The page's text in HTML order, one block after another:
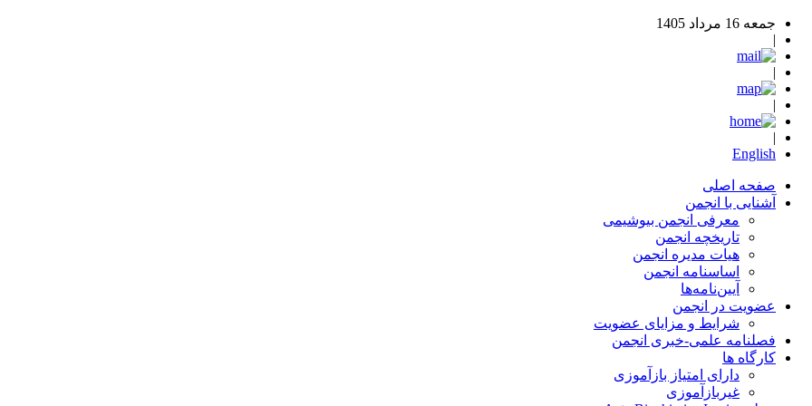
جمعه 16 مرداد 1405
|
|
|
|
English
صفحه اصلی
آشنایی با انجمن
معرفی انجمن بیوشیمی
تاریخچه انجمن
هیات مدیره انجمن
اساسنامه‌ انجمن
آیین‌نامه‌ها
عضویت در انجمن
شرایط و مزایای عضویت
فصلنامه علمی-خبری انجمن
کارگاه ها
دارای امتیاز بازآموزی
غیربازآموزی